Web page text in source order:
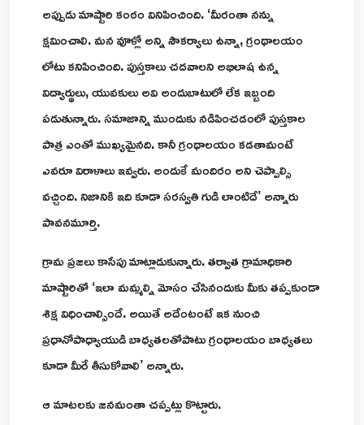
అప్పుడు మాష్టారి కంఠం వినిపించింది. ‘మీరంతా నన్ను
క్షమించాలి. మన వూళ్లో అన్ని సౌకర్యాలు ఉన్నా, గ్రంథాలయం
లోటు కనిపించింది. పుస్తకాలు చదవాలని అభిలాష ఉన్న
విద్యార్థులు, యువకులు అవి అందుబాటులో లేక ఇబ్బంది
పడుతున్నారు. సమాజాన్ని ముందుకు నడిపించడంలో పుస్తకాల
పాత్ర ఎంతో ముఖ్యమైనది. కానీ గ్రంథాలయం కడతామంటే
ఎవరూ విరాళాలు ఇవ్వరు. అందుకే మందిరం అని చెప్పాల్సి
వచ్చింది. నిజానికి ఇది కూడా సరస్వతి గుడి లాంటిదే’ అన్నారు
పావనమూర్తి.
గ్రామ ప్రజలు కాసేపు మాట్లాడుకున్నారు. తర్వాత గ్రామాధికారి
మాష్టారితో ‘ఇలా మమ్మల్ని మోసం చేసినందుకు మీకు తప్పకుండా
శిక్ష విధించాల్సిందే. అయితే అదేంటంటే ఇక నుంచి
ప్రధానోపాధ్యాయుడి బాధ్యతలతోపాటు గ్రంథాలయం బాధ్యతలు
కూడా మీరే తీసుకోవాలి’ అన్నారు.
ఆ మాటలకు జనమంతా చప్పట్లు కొట్టారు.